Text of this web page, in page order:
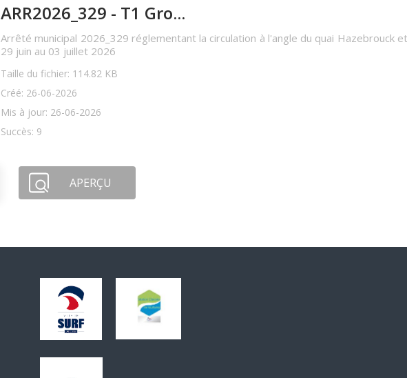
ARR2026_329 - T1 Gro...
Arrêté municipal 2026_329 réglementant la circulation à l'angle du quai Hazebrouck
29 juin au 03 juillet 2026
Taille du fichier: 114.82 KB
Créé: 26-06-2026
Mis à jour: 26-06-2026
Succès: 9
APERÇU